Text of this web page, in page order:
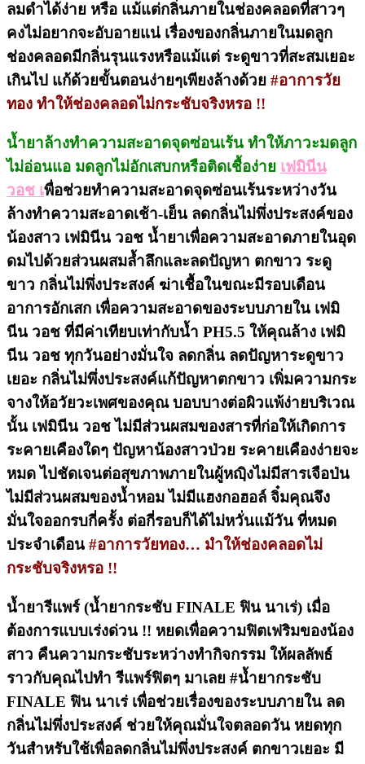
ลมดำได้ง่าย หรือ แม้แต่กลิ่นภายในช่องคลอดที่สาวๆ
คงไม่อยากจะอับอายแน่ เรื่องของกลิ่นภายในมดลูก
ช่องคลอดมีกลิ่นรุนแรงหรือแม้แต่ ระดูขาวที่สะสมเยอะ
เกินไป แก้ด้วยขั้นตอนง่ายๆเพียงล้างด้วย #อาการวัย
ทอง ทำให้ช่องคลอดไม่กระชับจริงหรอ !!
น้ำยาล้างทำความสะอาดจุดซ่อนเร้น ทำให้ภาวะมดลูก
ไม่อ่อนแอ มดลูกไม่อักเสบกหรือติดเชื้อง่าย เฟมินีน
วอช เพื่อช่วยทำความสะอาดจุดซ่อนเร้นระหว่างวัน
ล้างทำความสะอาดเช้า-เย็น ลดกลิ่นไม่พึ่งประสงค์ของ
น้องสาว เฟมินีน วอช น้ำยาเพื่อความสะอาดภายในอุด
ดมไปด้วยส่วนผสมล้ำลึกและลดปัญหา ตกขาว ระดู
ขาว กลิ่นไม่พึ่งประสงค์ ฆ่าเชื้อในขณะมีรอบเดือน
อาการอักเสก เพื่อความสะอาดของระบบภายใน เฟมิ
นีน วอช ที่มีค่าเทียบเท่ากับน้ำ PH5.5 ให้คุณล้าง เฟมิ
นีน วอช ทุกวันอย่างมั่นใจ ลดกลิ่น ลดปัญหาระดูขาว
เยอะ กลิ่นไม่พึ่งประสงค์แก้ปัญหาตกขาว เพิ่มความกระ
จางให้อวัยวะเพศของคุณ บอบบางต่อผิวแพ้ง่ายบริเวณ
นั้น เฟมินีน วอช ไม่มีส่วนผสมของสารที่ก่อให้เกิดการ
ระคายเคืองใดๆ ปัญหาน้องสาวป่วย ระคายเคืองง่ายจะ
หมด ไปชัดเจนต่อสุขภาพภายในผู้หญฺิงไม่มีสารเจือป่น
ไม่มีส่วนผสมของน้ำหอม ไม่มีแฮงกอฮอล์ จิ๋มคุณจึง
มั่นใจออกรบกี่ครั้ง ต่อกี่รอบก็ได้ไม่หวั่นแม้วัน ที่หมด
ประจำเดือน #อาการวัยทอง… มำให้ช่องคลอดไม่
กระชับจริงหรอ !!
น้ำยารีแพร์ (น้ำยากระชับ FINALE ฟิน นาเร่) เมื่อ
ต้องการแบบเร่งด่วน !! หยดเพื่อความฟิตเฟริมของน้อง
สาว คืนความกระชับระหว่างทำกิจกรรม ให้ผลลัพธ์
ราวกับคุณไปทำ รีแพร์ฟิตๆ มาเลย #น้ำยากระชับ
FINALE ฟิน นาเร่ เพื่อช่วยเรื่องของระบบภายใน ลด
กลิ่นไม่พึ่งประสงค์ ช่วยให้คุณมั่นใจตลอดวัน หยดทุก
วันสำหรับใช้เพื่อลดกลิ่นไม่พึ่งประสงค์ ตกขาวเยอะ มี